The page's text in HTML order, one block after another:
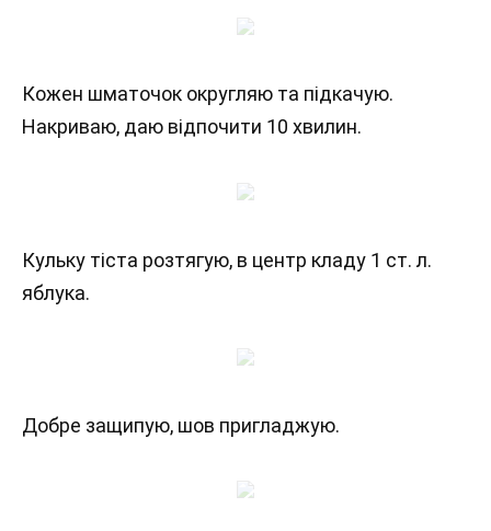
Кожен шматочок округляю та підкачую.
Накриваю, даю відпочити 10 хвилин.
Кульку тіста розтягую, в центр кладу 1 ст. л.
яблука.
Добре защипую, шов пригладжую.